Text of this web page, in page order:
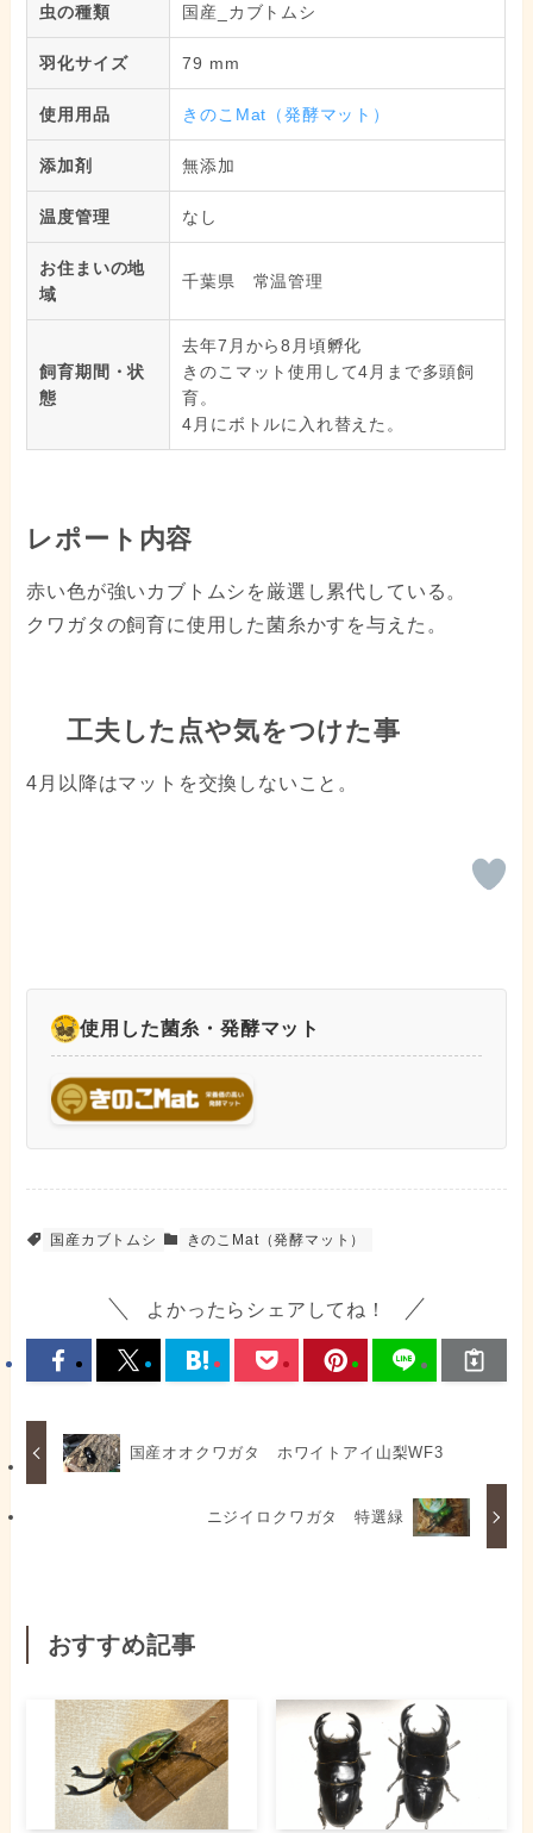
虫の種類 国産_カブトムシ
羽化サイズ 79 mm
使用用品 きのこMat（発酵マット）
添加剤 無添加
温度管理 なし
お住まいの地
域
千葉県 常温管理
飼育期間・状
態
去年7月から8月頃孵化
きのこマット使用して4月まで多頭飼
育。
4月にボトルに入れ替えた。
レポート内容
赤い色が強いカブトムシを厳選し累代している。
クワガタの飼育に使用した菌糸かすを与えた。
工夫した点や気をつけた事
4月以降はマットを交換しないこと。
使用した菌糸・発酵マット
国産カブトムシ きのこMat（発酵マット）
よかったらシェアしてね！
国産オオクワガタ ホワイトアイ山梨WF3
ニジイロクワガタ 特選緑
おすすめ記事